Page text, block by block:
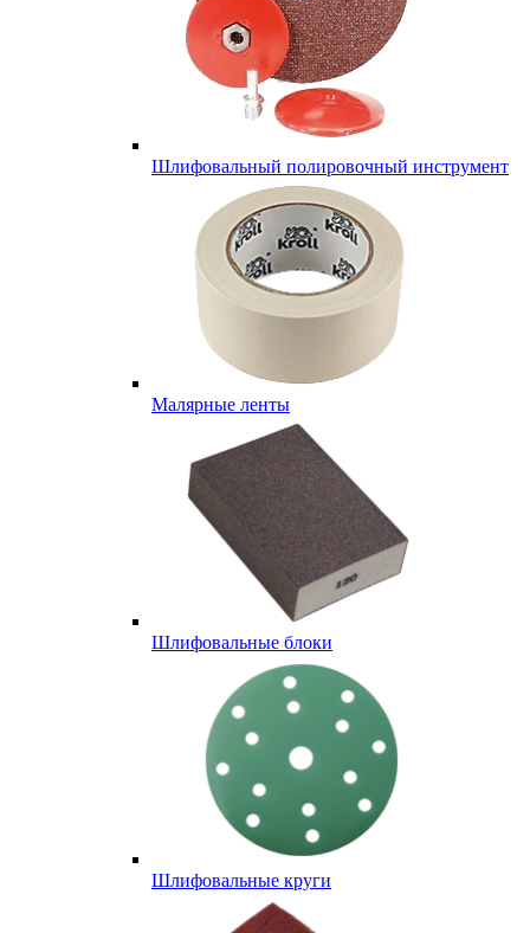
Шлифовальный полировочный инструмент
Малярные ленты
Шлифовальные блоки
Шлифовальные круги